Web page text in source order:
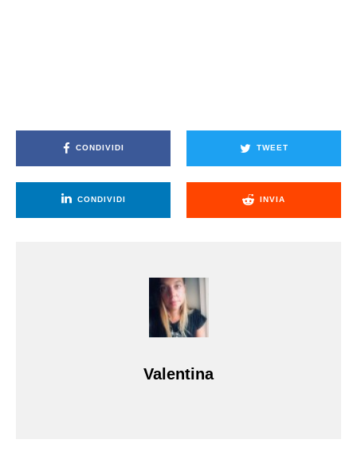
CONDIVIDI TWEET
CONDIVIDI INVIA
Valentina